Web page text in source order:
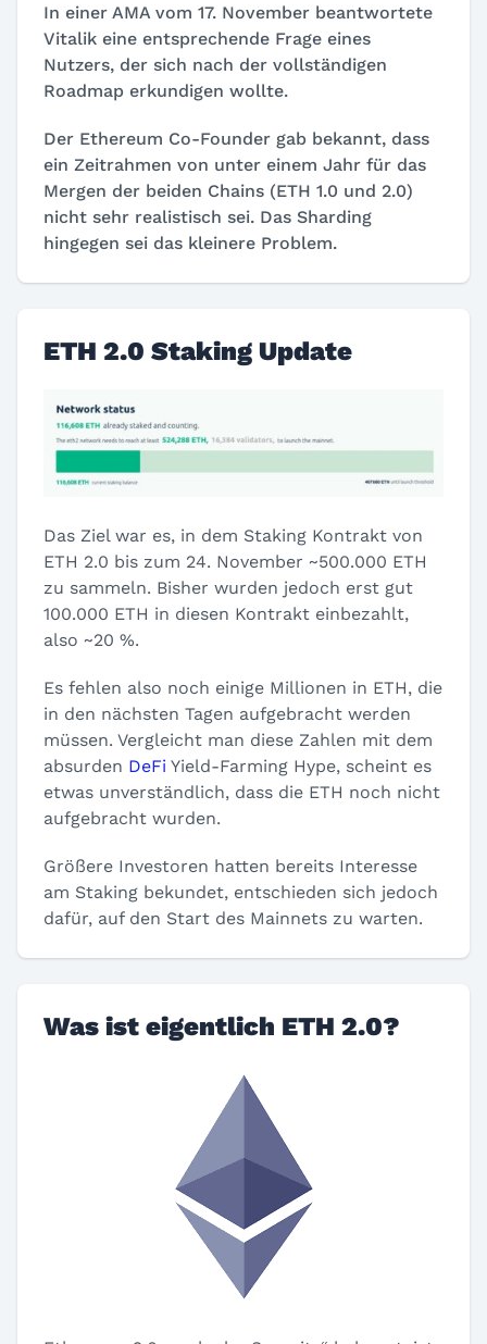
In einer AMA vom 17. November beantwortete
Vitalik eine entsprechende Frage eines
Nutzers, der sich nach der vollständigen
Roadmap erkundigen wollte.
Der Ethereum Co-Founder gab bekannt, dass
ein Zeitrahmen von unter einem Jahr für das
Mergen der beiden Chains (ETH 1.0 und 2.0)
nicht sehr realistisch sei. Das Sharding
hingegen sei das kleinere Problem.
ETH 2.0 Staking Update
Das Ziel war es, in dem Staking Kontrakt von
ETH 2.0 bis zum 24. November ~500.000 ETH
zu sammeln. Bisher wurden jedoch erst gut
100.000 ETH in diesen Kontrakt einbezahlt,
also ~20 %.
Es fehlen also noch einige Millionen in ETH, die
in den nächsten Tagen aufgebracht werden
müssen. Vergleicht man diese Zahlen mit dem
absurden DeFi Yield-Farming Hype, scheint es
etwas unverständlich, dass die ETH noch nicht
aufgebracht wurden.
Größere Investoren hatten bereits Interesse
am Staking bekundet, entschieden sich jedoch
dafür, auf den Start des Mainnets zu warten.
Was ist eigentlich ETH 2.0?